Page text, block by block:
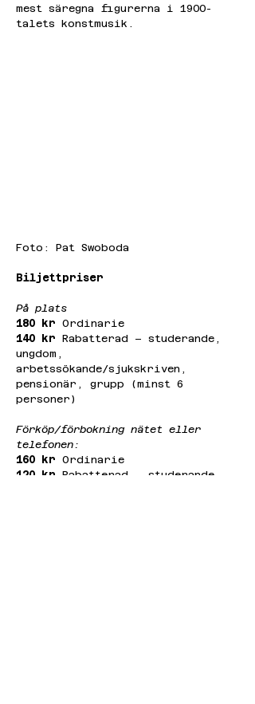
mest säregna figurerna i 1900-
talets konstmusik.
Foto: Pat Swoboda
Biljettpriser
På plats
180 kr Ordinarie
140 kr Rabatterad – studerande,
ungdom,
arbetssökande/sjukskriven,
pensionär, grupp (minst 6
personer)
Förköp/förbokning nätet eller
telefonen:
160 kr Ordinarie
120 kr Rabatterad – studerande,